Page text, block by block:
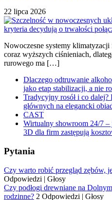
22 lipca 2026
Nowoczesne systemy klimatyzacji
coraz wyższych ciśnieniach,
rurowego ma […]
Dlaczego odtruwanie
jako etap stabilizacji, a nie
Tradycyjny rosół i co
głównych na elegancki
CAST
Wirtualny showroom 24/7
3D dla firm zastępują
Pytania
Czy warto robić przegląd zębów,
Odpowiedzi | Głosy
Czy podłogi drewniane na
rodzinne? 2 Odpowiedzi | Głosy